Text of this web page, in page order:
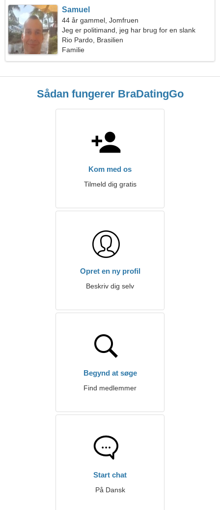
Samuel
44 år gammel, Jomfruen
Jeg er politimand, jeg har brug for en slank
kvinde
Rio Pardo, Brasilien
Familie
Sådan fungerer BraDatingGo
Kom med os
Tilmeld dig gratis
Opret en ny profil
Beskriv dig selv
Begynd at søge
Find medlemmer
Start chat
På Dansk